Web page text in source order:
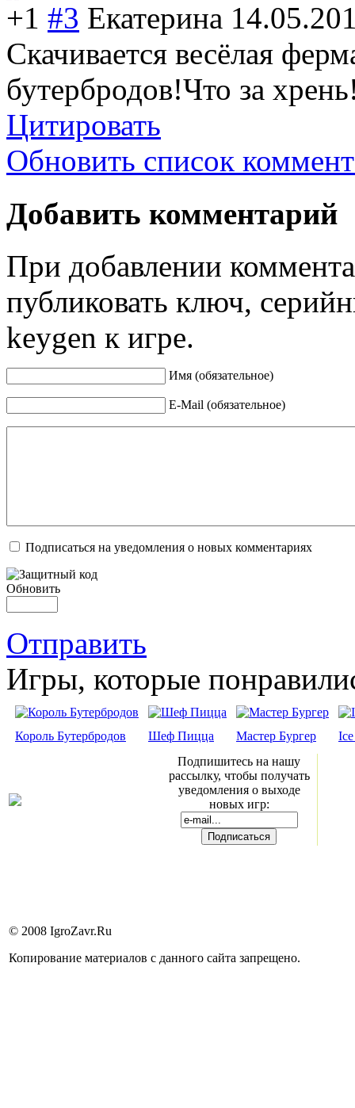
+1 #3 Екатерина
Скачивается весёлая
бутербродов!Что за
Цитировать
Обновить список
Добавить комментарий
При добавлении
публиковать ключ,
keygen к игре.
Имя (обязательное)
E-Mail (обязательное)
Подписаться на уведомления о новых комментариях
Обновить
Отправить
Игры, которые
Король Бутербродов Шеф Пицца Мастер Бургер
Подпишитесь на нашу
рассылку, чтобы получать
уведомления о выходе
новых игр:
© 2008 IgroZavr.Ru
Копирование материалов с данного сайта запрещено.